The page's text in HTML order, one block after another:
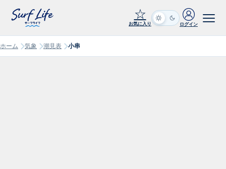
☆
お気に入り ログイン
ホーム 気象 潮見表 小串